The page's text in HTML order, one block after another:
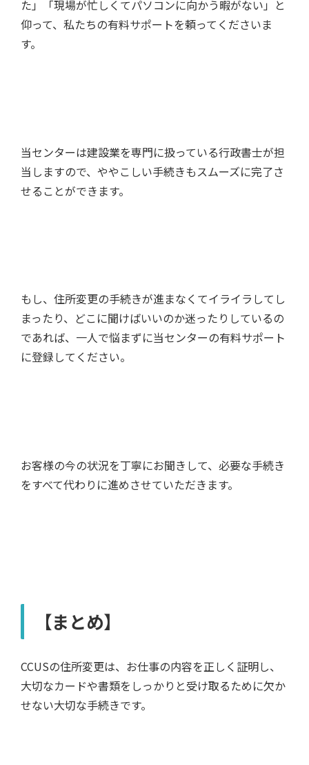
た」「現場が忙しくてパソコンに向かう暇がない」と
仰って、私たちの有料サポートを頼ってくださいま
す。
当センターは建設業を専門に扱っている行政書士が担
当しますので、ややこしい手続きもスムーズに完了さ
せることができます。
もし、住所変更の手続きが進まなくてイライラしてし
まったり、どこに聞けばいいのか迷ったりしているの
であれば、一人で悩まずに当センターの有料サポート
に登録してください。
お客様の今の状況を丁寧にお聞きして、必要な手続き
をすべて代わりに進めさせていただきます。
【まとめ】
CCUSの住所変更は、お仕事の内容を正しく証明し、
大切なカードや書類をしっかりと受け取るために欠か
せない大切な手続きです。